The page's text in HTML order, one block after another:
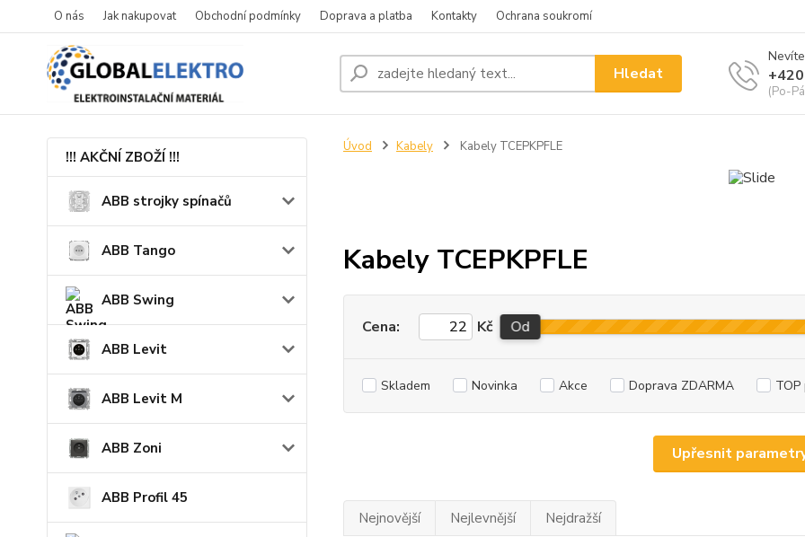
O nás Jak nakupovat Obchodní podmínky Doprava a platba Kontakty Ochrana soukromí
Hledat
(Po-
!!! AKČNÍ ZBOŽÍ !!!
ABB strojky spínačů
ABB Tango
ABB Swing
ABB Levit
ABB Levit M
ABB Zoni
ABB Profil 45
Úvod Kabely Kabely TCEPKPFLE
Kabely TCEPKPFLE
Upřesnit
Cena: Kč Od
Skladem Novinka Akce Doprava ZDARMA
Nejnovější Nejlevnější Nejdražší